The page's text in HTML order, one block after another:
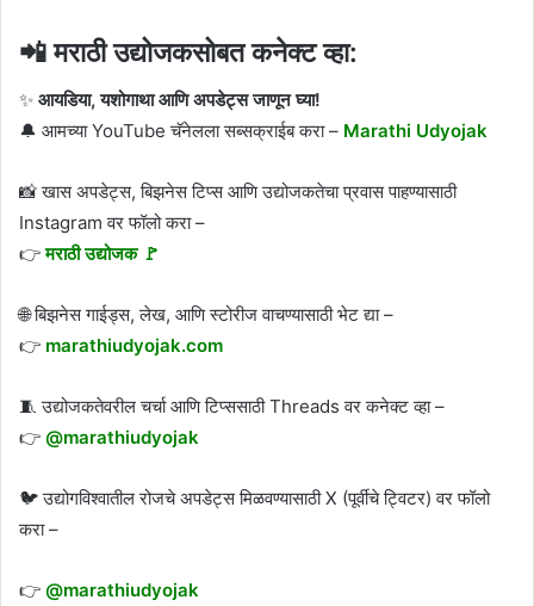
📲 मराठी उद्योजकसोबत कनेक्ट व्हा:
✨ आयडिया, यशोगाथा आणि अपडेट्स जाणून घ्या!
🔔 आमच्या YouTube चॅनेलला सब्सक्राईब करा – Marathi Udyojak
📸 खास अपडेट्स, बिझनेस टिप्स आणि उद्योजकतेचा प्रवास पाहण्यासाठी
Instagram वर फॉलो करा –
👉मराठी उद्योजक 🚩
🌐 बिझनेस गाईड्स, लेख, आणि स्टोरीज वाचण्यासाठी भेट द्या –
👉 marathiudyojak.com
🧵 उद्योजकतेवरील चर्चा आणि टिप्ससाठी Threads वर कनेक्ट व्हा –
👉 @marathiudyojak
🐦 उद्योगविश्वातील रोजचे अपडेट्स मिळवण्यासाठी X (पूर्वीचे ट्विटर) वर फॉलो
करा –
👉 @marathiudyojak